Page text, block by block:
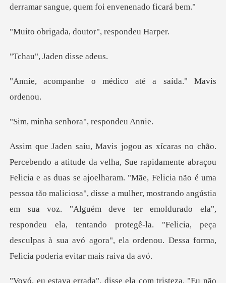
a, doutor", re
Jaden dis
o médico até a saí
enhora", resp
m. "Mãe, Felicia não é uma
pessoa tão maliciosa", disse a mulher, mostrando angústia
em sua voz. "Alguém deve ter emoldurado ela",
responde